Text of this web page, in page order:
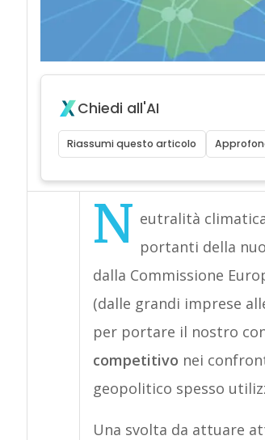
Chiedi all'AI
Riassumi questo articolo
N eutralità
portanti della
dalla Commissione
(dalle grandi imprese
per portare il nostro
competitivo nei
geopolitico spesso
Una svolta da attuare